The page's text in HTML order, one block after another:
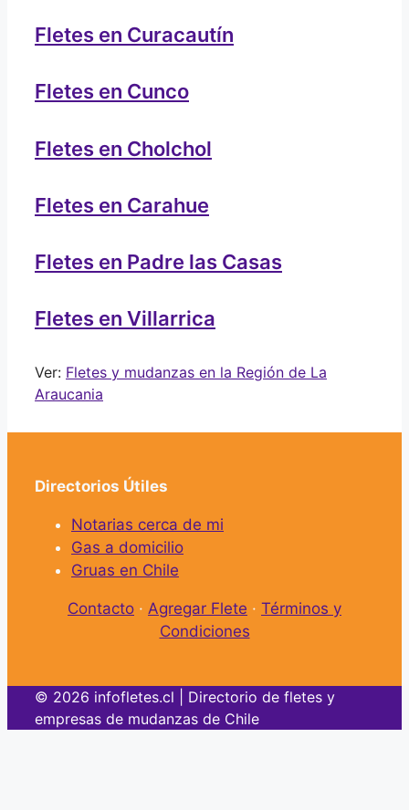
Fletes en Curacautín
Fletes en Cunco
Fletes en Cholchol
Fletes en Carahue
Fletes en Padre las Casas
Fletes en Villarrica
Ver: Fletes y mudanzas en la Región de La
Araucania
Directorios Útiles
Notarias cerca de mi
Gas a domicilio
Gruas en Chile
Contacto · Agregar Flete · Términos y
Condiciones
© 2026 infofletes.cl | Directorio de fletes y
empresas de mudanzas de Chile